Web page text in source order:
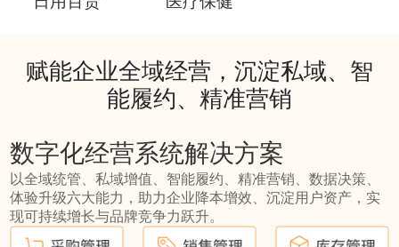
赋能企业全域经营，沉淀私域、智
能履约、精准营销
数字化经营系统解决方案
以全域统管、私域增值、智能履约、精准营销、数据决策、
体验升级六大能力，助力企业降本增效、沉淀用户资产，实
现可持续增长与品牌竞争力跃升。